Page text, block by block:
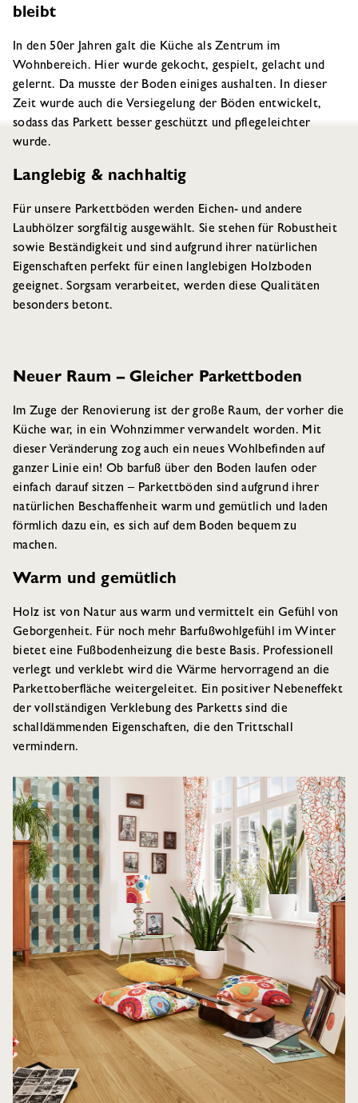
bleibt
In den 50er Jahren galt die Küche als Zentrum im
Wohnbereich. Hier wurde gekocht, gespielt, gelacht und
gelernt. Da musste der Boden einiges aushalten. In dieser
Zeit wurde auch die Versiegelung der Böden entwickelt,
sodass das Parkett besser geschützt und pflegeleichter
wurde.
Langlebig & nachhaltig
Für unsere Parkettböden werden Eichen- und andere
Laubhölzer sorgfältig ausgewählt. Sie stehen für Robustheit
sowie Beständigkeit und sind aufgrund ihrer natürlichen
Eigenschaften perfekt für einen langlebigen Holzboden
geeignet. Sorgsam verarbeitet, werden diese Qualitäten
besonders betont.
Neuer Raum – Gleicher Parkettboden
Im Zuge der Renovierung ist der große Raum, der vorher die
Küche war, in ein Wohnzimmer verwandelt worden. Mit
dieser Veränderung zog auch ein neues Wohlbefinden auf
ganzer Linie ein! Ob barfuß über den Boden laufen oder
einfach darauf sitzen – Parkettböden sind aufgrund ihrer
natürlichen Beschaffenheit warm und gemütlich und laden
förmlich dazu ein, es sich auf dem Boden bequem zu
machen.
Warm und gemütlich
Holz ist von Natur aus warm und vermittelt ein Gefühl von
Geborgenheit. Für noch mehr Barfußwohlgefühl im Winter
bietet eine Fußbodenheizung die beste Basis. Professionell
verlegt und verklebt wird die Wärme hervorragend an die
Parkettoberfläche weitergeleitet. Ein positiver Nebeneffekt
der vollständigen Verklebung des Parketts sind die
schalldämmenden Eigenschaften, die den Trittschall
vermindern.